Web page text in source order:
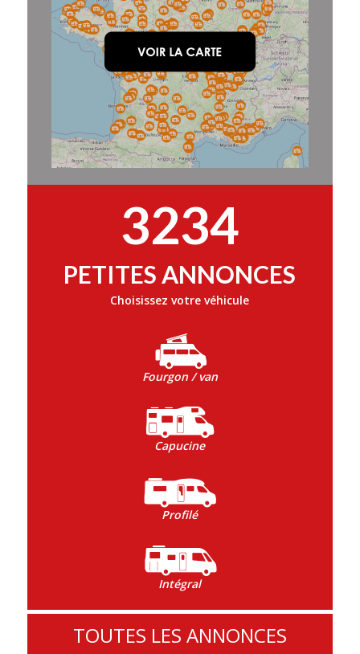
3234
PETITES ANNONCES
Choisissez votre véhicule
Fourgon / van
Capucine
Profilé
Intégral
TOUTES LES ANNONCES